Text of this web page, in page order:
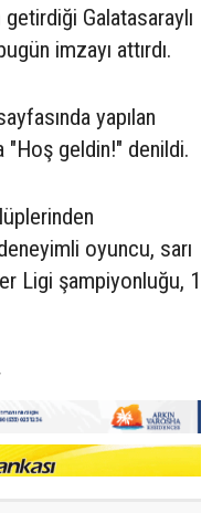
Galatasaraylı
imzayı attırdı.
yapılan
"Hoş geldin!" denildi.
oyuncu, sarı
Ligi şampiyonluğu, 1